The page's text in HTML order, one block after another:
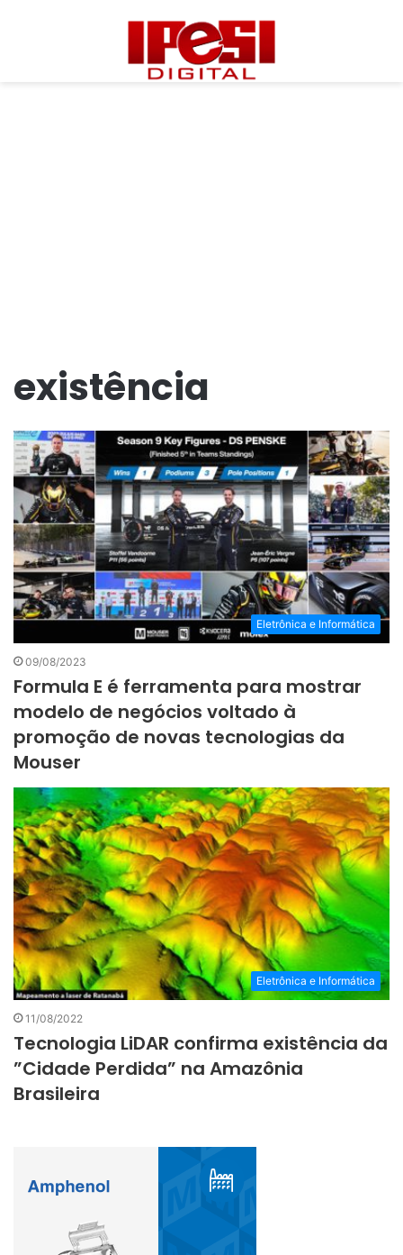
existência
Eletrônica e Informática
09/08/2023
Formula E é ferramenta para mostrar
modelo de negócios voltado à
promoção de novas tecnologias da
Mouser
Eletrônica e Informática
11/08/2022
Tecnologia LiDAR confirma existência da
”Cidade Perdida” na Amazônia
Brasileira